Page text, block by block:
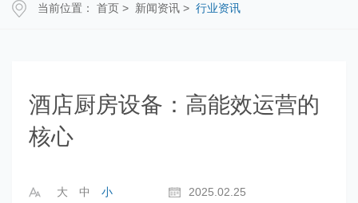
当前位置： 首页 > 新闻资讯 > 行业资讯
酒店厨房设备：高能效运营的
核心
大 中 小
2025.02.25